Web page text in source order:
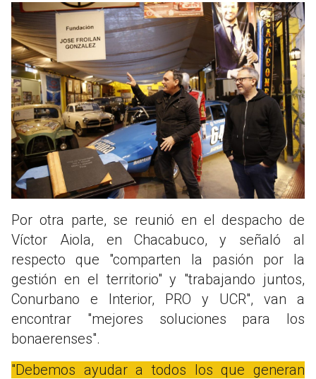
Por otra parte, se reunió en el despacho de
Víctor Aiola, en Chacabuco, y señaló al
respecto que "comparten la pasión por la
gestión en el territorio" y "trabajando juntos,
Conurbano e Interior, PRO y UCR", van a
encontrar "mejores soluciones para los
bonaerenses".
"Debemos ayudar a todos los que generan